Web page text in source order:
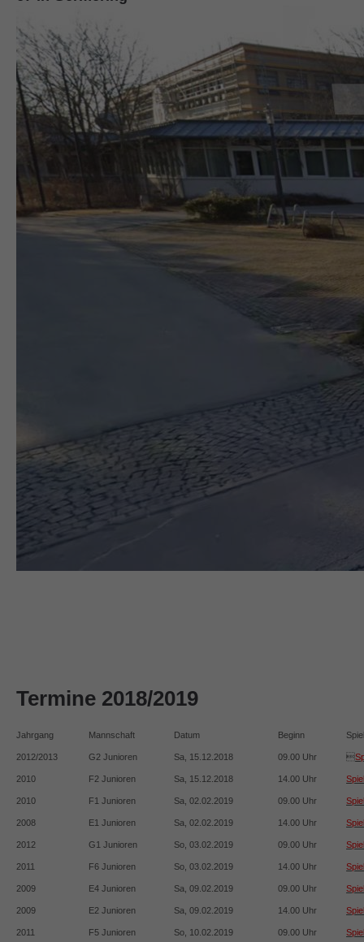
Termine 2018/2019
Jahrgang Mannschaft Datum Beginn
2012/2013 G2 Junioren Sa, 15.12.2018 09.00 Uhr 
2010 F2 Junioren Sa, 15.12.2018 14.00 Uhr
2010 F1 Junioren Sa, 02.02.2019 09.00 Uhr
2008 E1 Junioren Sa, 02.02.2019 14.00 Uhr
2012 G1 Junioren So, 03.02.2019 09.00 Uhr
2011 F6 Junioren So, 03.02.2019 14.00 Uhr
2009 E4 Junioren Sa, 09.02.2019 09.00 Uhr
2009 E2 Junioren Sa, 09.02.2019 14.00 Uhr
2011 F5 Junioren So, 10.02.2019 09.00 Uhr